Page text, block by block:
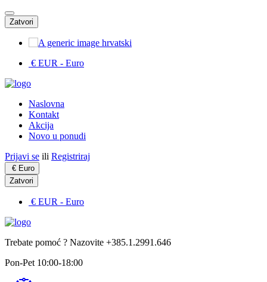
Zatvori
hrvatski
€ EUR - Euro
Naslovna
Kontakt
Akcija
Novo u ponudi
Prijavi se ili Registriraj
€ Euro
Zatvori
€ EUR - Euro
Trebate pomoć ? Nazovite +385.1.2991.646
Pon-Pet 10:00-18:00